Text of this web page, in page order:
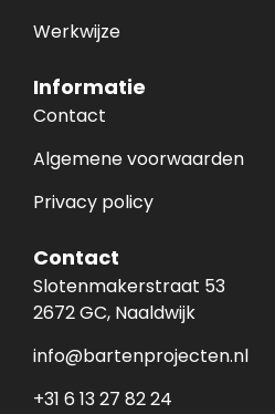
Werkwijze
Informatie
Contact
Algemene voorwaarden
Privacy policy
Contact
Slotenmakerstraat 53
2672 GC, Naaldwijk
info@bartenprojecten.nl
+31 6 13 27 82 24